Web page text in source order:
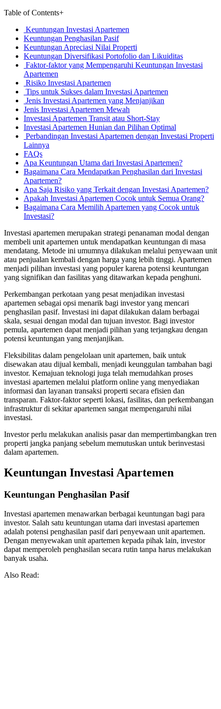
Table of Contents+
Keuntungan Investasi Apartemen
Keuntungan Penghasilan Pasif
Keuntungan Apreciasi Nilai Properti
Keuntungan Diversifikasi Portofolio dan Likuiditas
Faktor-faktor yang Mempengaruhi Keuntungan Investasi
Apartemen
Risiko Investasi Apartemen
Tips untuk Sukses dalam Investasi Apartemen
Jenis Investasi Apartemen yang Menjanjikan
Jenis Investasi Apartemen Mewah
Investasi Apartemen Transit atau Short-Stay
Investasi Apartemen Hunian dan Pilihan Optimal
Perbandingan Investasi Apartemen dengan Investasi Properti
Lainnya
FAQs
Apa Keuntungan Utama dari Investasi Apartemen?
Bagaimana Cara Mendapatkan Penghasilan dari Investasi
Apartemen?
Apa Saja Risiko yang Terkait dengan Investasi Apartemen?
Apakah Investasi Apartemen Cocok untuk Semua Orang?
Bagaimana Cara Memilih Apartemen yang Cocok untuk
Investasi?
Investasi apartemen merupakan strategi penanaman modal dengan
membeli unit apartemen untuk mendapatkan keuntungan di masa
mendatang. Metode ini umumnya dilakukan melalui penyewaan unit
atau penjualan kembali dengan harga yang lebih tinggi. Apartemen
menjadi pilihan investasi yang populer karena potensi keuntungan
yang signifikan dan fasilitas yang ditawarkan kepada penghuni.
Perkembangan perkotaan yang pesat menjadikan investasi
apartemen sebagai opsi menarik bagi investor yang mencari
penghasilan pasif. Investasi ini dapat dilakukan dalam berbagai
skala, sesuai dengan modal dan tujuan investor. Bagi investor
pemula, apartemen dapat menjadi pilihan yang terjangkau dengan
potensi keuntungan yang menjanjikan.
Fleksibilitas dalam pengelolaan unit apartemen, baik untuk
disewakan atau dijual kembali, menjadi keunggulan tambahan bagi
investor. Kemajuan teknologi juga telah memudahkan proses
investasi apartemen melalui platform online yang menyediakan
informasi dan layanan transaksi properti secara efisien dan
transparan. Faktor-faktor seperti lokasi, fasilitas, dan perkembangan
infrastruktur di sekitar apartemen sangat mempengaruhi nilai
investasi.
Investor perlu melakukan analisis pasar dan mempertimbangkan tren
properti jangka panjang sebelum memutuskan untuk berinvestasi
dalam apartemen.
Keuntungan Investasi Apartemen
Keuntungan Penghasilan Pasif
Investasi apartemen menawarkan berbagai keuntungan bagi para
investor. Salah satu keuntungan utama dari investasi apartemen
adalah potensi penghasilan pasif dari penyewaan unit apartemen.
Dengan menyewakan unit apartemen kepada pihak lain, investor
dapat memperoleh penghasilan secara rutin tanpa harus melakukan
banyak usaha.
Also Read: